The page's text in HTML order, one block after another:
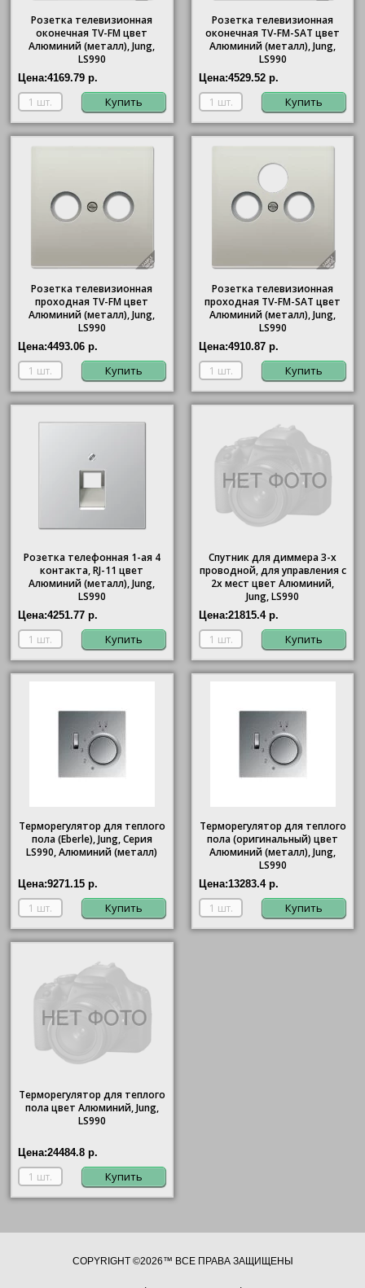
Розетка телевизионная
оконечная ТV-FМ цвет
Алюминий (металл), Jung,
LS990
Цена:4169.79 р.
Купить
Розетка телевизионная
оконечная ТV-FМ-SАТ цвет
Алюминий (металл), Jung,
LS990
Цена:4529.52 р.
Купить
Розетка телевизионная
проходная ТV-FМ цвет
Алюминий (металл), Jung,
LS990
Цена:4493.06 р.
Купить
Розетка телевизионная
проходная ТV-FМ-SАТ цвет
Алюминий (металл), Jung,
LS990
Цена:4910.87 р.
Купить
Розетка телефонная 1-ая 4
контакта, RJ-11 цвет
Алюминий (металл), Jung,
LS990
Цена:4251.77 р.
Купить
Спутник для диммера 3-х
проводной, для управления с
2х мест цвет Алюминий,
Jung, LS990
Цена:21815.4 р.
Купить
Терморегулятор для теплого
пола (Eberle), Jung, Серия
LS990, Алюминий (металл)
Цена:9271.15 р.
Купить
Терморегулятор для теплого
пола (оригинальный) цвет
Алюминий (металл), Jung,
LS990
Цена:13283.4 р.
Купить
Терморегулятор для теплого
пола цвет Алюминий, Jung,
LS990
Цена:24484.8 р.
Купить
COPYRIGHT ©2026™ ВСЕ ПРАВА ЗАЩИЩЕНЫ